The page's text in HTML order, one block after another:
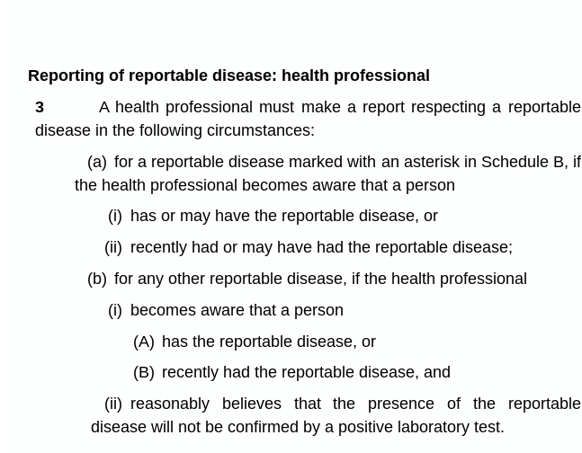
Reporting of reportable disease: health professional
3
A health professional must make a report respecting a reportable
disease in the following circumstances:
(a) for a reportable disease marked with an asterisk in Schedule B, if
the health professional becomes aware that a person
(i) has or may have the reportable disease, or
(ii) recently had or may have had the reportable disease;
(b) for any other reportable disease, if the health professional
(i) becomes aware that a person
(A) has the reportable disease, or
(B) recently had the reportable disease, and
(ii) reasonably believes that the presence of the reportable
disease will not be confirmed by a positive laboratory test.